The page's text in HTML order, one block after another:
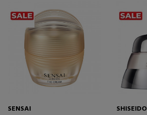
SENSAI
SHISEIDO